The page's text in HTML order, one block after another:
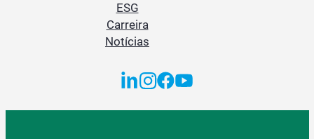
ESG
Carreira
Notícias